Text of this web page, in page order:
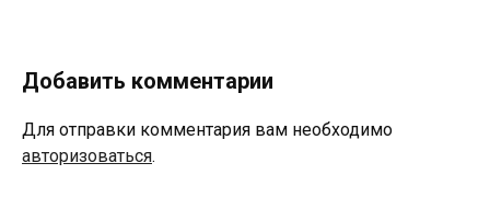
Добавить комментарии
Для отправки комментария вам необходимо
авторизоваться.